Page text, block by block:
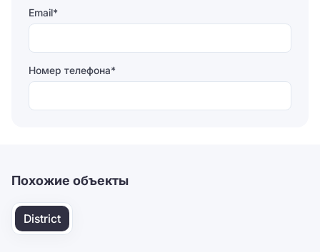
Email*
Номер телефона*
Похожие объекты
District